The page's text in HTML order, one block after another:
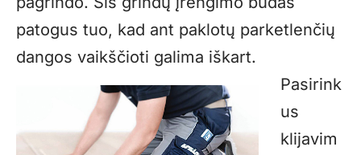
patogus tuo, kad ant paklotų parketlenčių
dangos vaikščioti galima iškart.
Pasirink
us
klijavim